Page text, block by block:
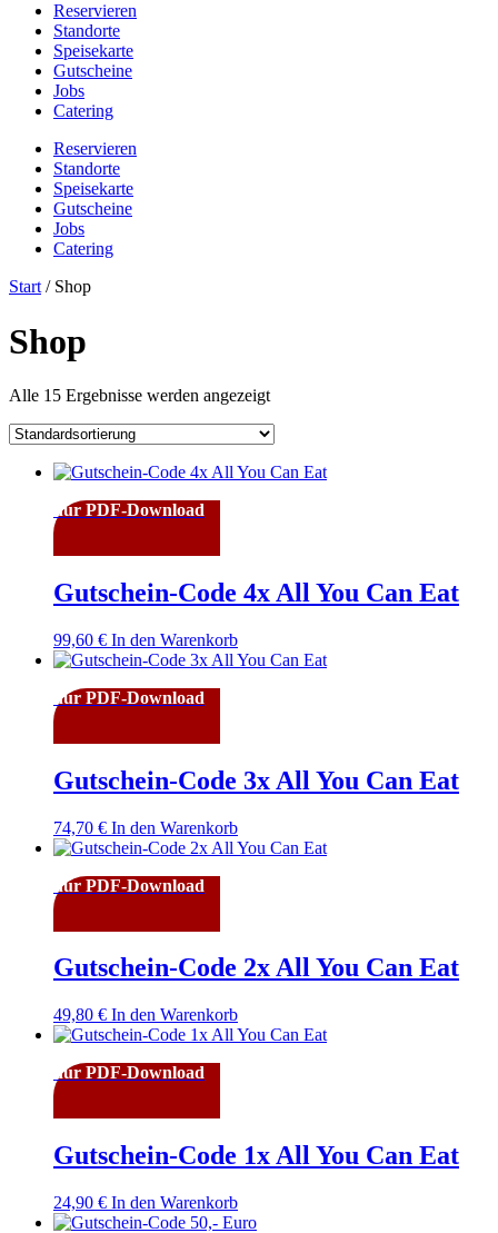
Reservieren
Standorte
Speisekarte
Gutscheine
Jobs
Catering
Reservieren
Standorte
Speisekarte
Gutscheine
Jobs
Catering
Start / Shop
Shop
Alle 15 Ergebnisse werden angezeigt
nur PDF-Download
Gutschein-Code 4x All You Can Eat
99,60 € In den Warenkorb
nur PDF-Download
Gutschein-Code 3x All You Can Eat
74,70 € In den Warenkorb
nur PDF-Download
Gutschein-Code 2x All You Can Eat
49,80 € In den Warenkorb
nur PDF-Download
Gutschein-Code 1x All You Can Eat
24,90 € In den Warenkorb